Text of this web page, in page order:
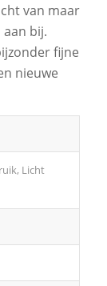
van maar
bij.
fijne
nieuwe
Licht